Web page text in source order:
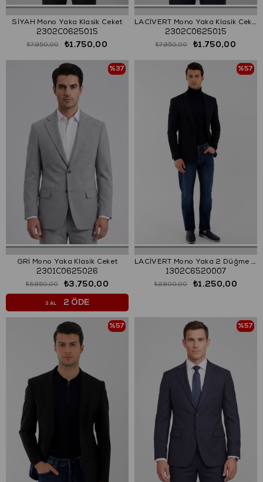
SİYAH Mono Yaka Klasik Ceket
2302C0625015
₺1.750,00
₺7.950,00
LACİVERT Mono Yaka Klasik Ceket
2302C0625015
₺1.750,00
₺7.950,00
GRİ Mono Yaka Klasik Ceket
2301C0625026
₺3.750,00
₺5.950,00
%37
3 AL 2 ÖDE
LACİVERT Mono Yaka 2 Düğme Çift Yırtmaç Ceket
1302C6520007
₺1.250,00
₺2.900,00
%57
%57 %57